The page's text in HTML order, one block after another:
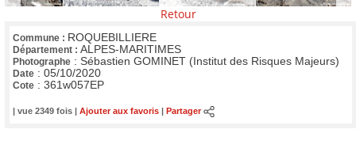
Retour
Commune : ROQUEBILLIERE
Département : ALPES-MARITIMES
Photographe : Sébastien GOMINET (Institut des Risques Majeurs)
Date : 05/10/2020
Cote : 361w057EP
| vue 2349 fois | Ajouter aux favoris Partager